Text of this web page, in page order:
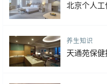
北京个人
养生知识
天通苑保